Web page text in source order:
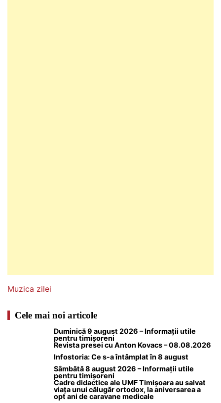
Muzica zilei
Cele mai noi articole
Duminică 9 august 2026 – Informații utile
pentru timișoreni
Revista presei cu Anton Kovacs – 08.08.2026
Infostoria: Ce s-a întâmplat în 8 august
Sâmbătă 8 august 2026 – Informații utile
pentru timișoreni
Cadre didactice ale UMF Timișoara au salvat
viața unui călugăr ortodox, la aniversarea a
opt ani de caravane medicale